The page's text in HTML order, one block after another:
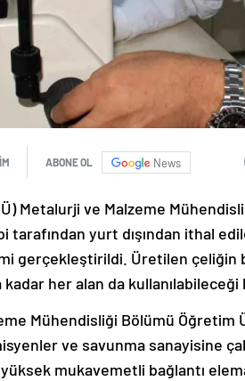
ABONE OL News
Metalurji ve Malzeme
tarafından yurt dışından ithal
gerçekleştirildi. Üretilen çeliğin
kadar her alan da
Mühendisliği Bölümü Öğretim
ve savunma sanayisine
mukavemetli bağlantı